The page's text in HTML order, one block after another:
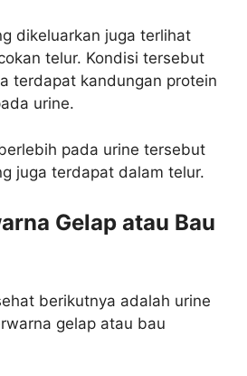
dikeluarkan juga terlihat
telur. Kondisi tersebut
terdapat kandungan protein
urine.
pada urine tersebut
juga terdapat dalam telur.
Gelap atau Bau
berikutnya adalah urine
gelap atau bau